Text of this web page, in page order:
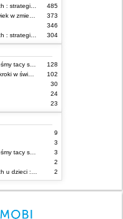
485
373
346
304
128
102
30
24
23
9
3
3
2
2